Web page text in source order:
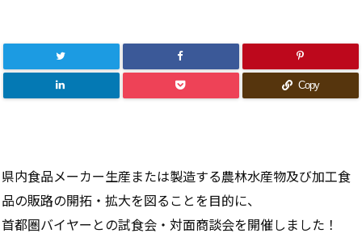
Copy
県内食品メーカー生産または製造する農林水産物及び加工食
品の販路の開拓・拡大を図ることを目的に、
首都圏バイヤーとの試食会・対面商談会を開催しました！